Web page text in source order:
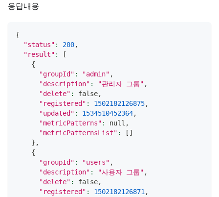
응답내용
{
"status" : 200,
"result" :
[
{
"groupId" : "admin" ,
"description" : "관리자 그룹" ,
"delete" :
false,
"registered" : 1502182126875,
"updated" : 1534510452364,
"metricPatterns" :
null,
"metricPatternsList" : [ ]
} ,
{
"groupId" : "users" ,
"description" : "사용자 그룹" ,
"delete" :
false,
"registered" : 1502182126871 ,